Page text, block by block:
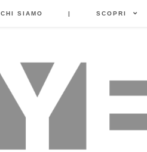
CHI SIAMO | SCOPRI